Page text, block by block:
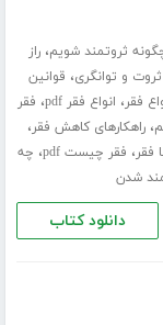
ثروتمند شویم،راز
ثروت و توانگری، قوانین
فقر، انواع فقر pdf ، فقر
،راهکارهای کاهش فقر،
فقر، فقر چیست pdf ، چه
شدن
دانلود کتاب